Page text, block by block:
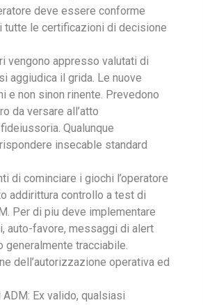
deve essere conforme
tutte le certificazioni di decisione
vengono appresso valutati di
aggiudica il grida. Le nuove
e non sinon rinente. Prevedono
da versare all’atto
Qualunque
insecable standard
di cominciare i giochi l’operatore
addirittura controllo a test di
Per di piu deve implementare
auto-favore, messaggi di alert
generalmente tracciabile.
dell’autorizzazione operativa ed
Ex valido, qualsiasi